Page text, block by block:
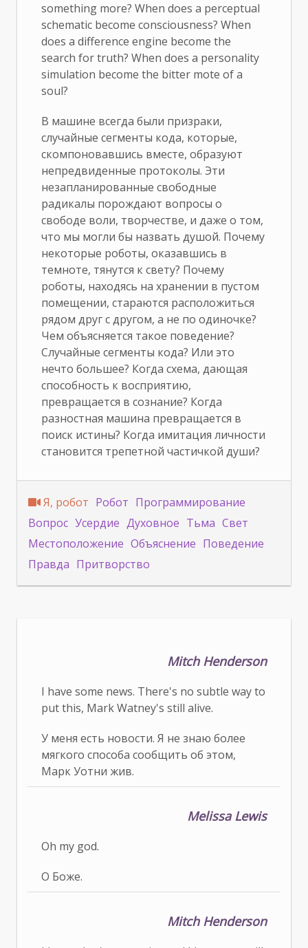
something more? When does a perceptual
schematic become consciousness? When
does a difference engine become the
search for truth? When does a personality
simulation become the bitter mote of a
soul?
В машине всегда были призраки,
случайные сегменты кода, которые,
скомпоновавшись вместе, образуют
непредвиденные протоколы. Эти
незапланированные свободные
радикалы порождают вопросы о
свободе воли, творчестве, и даже о том,
что мы могли бы назвать душой. Почему
некоторые роботы, оказавшись в
темноте, тянутся к свету? Почему
роботы, находясь на хранении в пустом
помещении, стараются расположиться
рядом друг с другом, а не по одиночке?
Чем объясняется такое поведение?
Случайные сегменты кода? Или это
нечто большее? Когда схема, дающая
способность к восприятию,
превращается в сознание? Когда
разностная машина превращается в
поиск истины? Когда имитация личности
становится трепетной частичкой души?
Я, робот Робот Программирование
Вопрос Усердие Духовное Тьма Свет
Местоположение Объяснение Поведение
Правда Притворство
Mitch Henderson
I have some news. There's no subtle way to
put this, Mark Watney's still alive.
У меня есть новости. Я не знаю более
мягкого способа сообщить об этом,
Марк Уотни жив.
Melissa Lewis
Oh my god.
О Боже.
Mitch Henderson